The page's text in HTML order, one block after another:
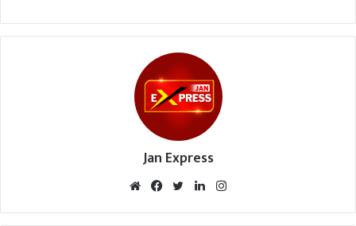
Jan Express
We Fac Twi Lin